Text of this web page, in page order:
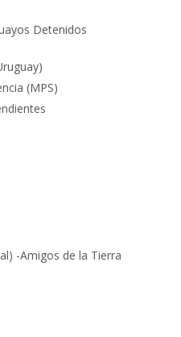
Detenidos
(MPS)
-Amigos de la Tierra